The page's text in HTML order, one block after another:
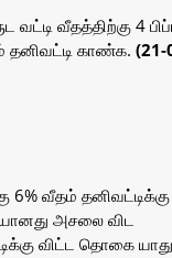
வீதத்திற்கு 4
தனிவட்டி காண்க. (21-
வீதம் தனிவட்டிக்கு
அசலை விட
விட்ட தொகை